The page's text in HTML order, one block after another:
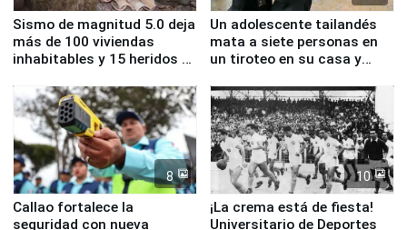
Sismo de magnitud 5.0 deja
más de 100 viviendas
inhabitables y 15 heridos en
Un adolescente tailandés
mata a siete personas en
un tiroteo en su casa y
8
Callao fortalece la
seguridad con nueva
10
¡La crema está de fiesta!
Universitario de Deportes